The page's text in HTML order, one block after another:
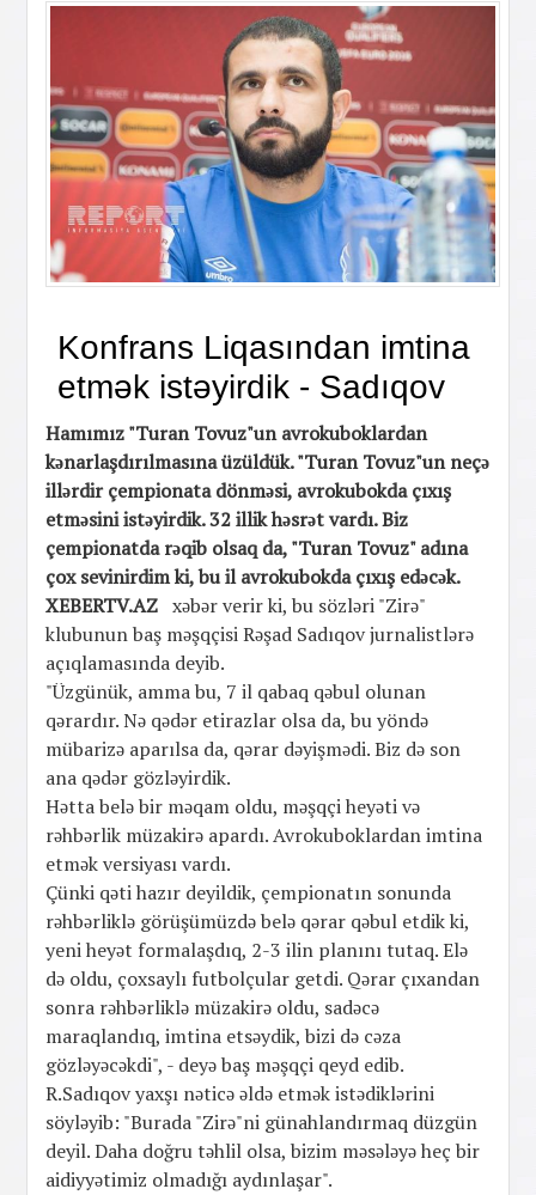
Konfrans Liqasından imtina
etmək istəyirdik - Sadıqov
Hamımız "Turan Tovuz"un avrokuboklardan
kənarlaşdırılmasına üzüldük. "Turan Tovuz"un neçə
illərdir çempionata dönməsi, avrokubokda çıxış
etməsini istəyirdik. 32 illik həsrət vardı. Biz
çempionatda rəqib olsaq da, "Turan Tovuz" adına
çox sevinirdim ki, bu il avrokubokda çıxış edəcək.
XEBERTV.AZ xəbər verir ki, bu sözləri "Zirə"
klubunun baş məşqçisi Rəşad Sadıqov jurnalistlərə
açıqlamasında deyib.
"Üzgünük, amma bu, 7 il qabaq qəbul olunan
qərardır. Nə qədər etirazlar olsa da, bu yöndə
mübarizə aparılsa da, qərar dəyişmədi. Biz də son
ana qədər gözləyirdik.
Hətta belə bir məqam oldu, məşqçi heyəti və
rəhbərlik müzakirə apardı. Avrokuboklardan imtina
etmək versiyası vardı.
Çünki qəti hazır deyildik, çempionatın sonunda
rəhbərliklə görüşümüzdə belə qərar qəbul etdik ki,
yeni heyət formalaşdıq, 2-3 ilin planını tutaq. Elə
də oldu, çoxsaylı futbolçular getdi. Qərar çıxandan
sonra rəhbərliklə müzakirə oldu, sadəcə
maraqlandıq, imtina etsəydik, bizi də cəza
gözləyəcəkdi", - deyə baş məşqçi qeyd edib.
R.Sadıqov yaxşı nəticə əldə etmək istədiklərini
söyləyib: "Burada "Zirə"ni günahlandırmaq düzgün
deyil. Daha doğru təhlil olsa, bizim məsələyə heç bir
aidiyyətimiz olmadığı aydınlaşar".